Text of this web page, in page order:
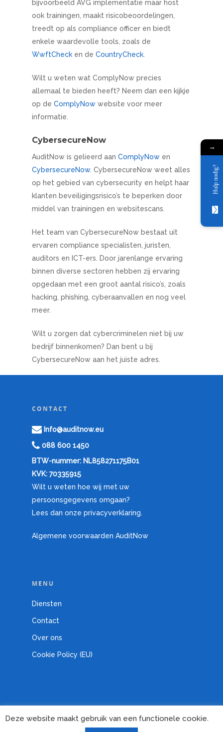
bijvoorbeeld AVG implementatie maar host
ook trainingen, maakt risicobeoordelingen,
treedt op als compliance officer en biedt
enkele waardevolle tools, zoals de
WwftCheck en de CountryCheck
Wilt u weten wat ComplyNow precies
allemaal te bieden heeft? Neem dan een kijkje
op de ComplyNow website voor meer
informatie.
CybersecureNow
AuditNow is gelieerd aan ComplyNow en
CybersecureNow. CybersecureNow weet alles
op het gebied van cybersecurity en helpt haar
klanten beveiligingsrisico’s te beperken door
middel van trainingen en websitescans.
Het team van CybersecureNow bestaat uit
ervaren compliance specialisten, juristen,
auditors en ICT-ers. Door jarenlange ervaring
binnen diverse sectoren hebben zij ervaring
opgedaan met een groot aantal risico’s, zoals
hacking, phishing, cyberaanvallen en nog veel
meer.
Wilt u zorgen dat cybercriminelen niet bij uw
bedrijf binnenkomen? Dan bent u bij
CybersecureNow aan het juiste adres.
CONTACT
Info@auditnow.eu
088 600 1450
BTW-nummer: NL858271175B01
KVK: 70335915
Wilt u weten hoe wij met uw
persoonsgegevens omgaan?
Lees dan onze privacyverklaring.
Algemene voorwaarden AuditNow
MENU
Diensten
Contact
Over ons
Cookie Policy (EU)
© 2026 AuditNow.
Deze website maakt gebruik van een functionele cookie.
→
Hulp nodig?
Home
Partners
CybersecureNow
Birkway
NVM
MVA
ComplyNow
Over ons
Downloadables
Contact